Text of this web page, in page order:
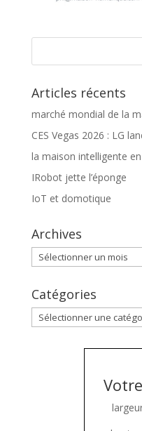
Articles récents
marché mondial de la
CES Vegas 2026 : LG
la maison intelligente
IRobot jette l’éponge
IoT et domotique
Archives
Archives
Catégories
Catégories